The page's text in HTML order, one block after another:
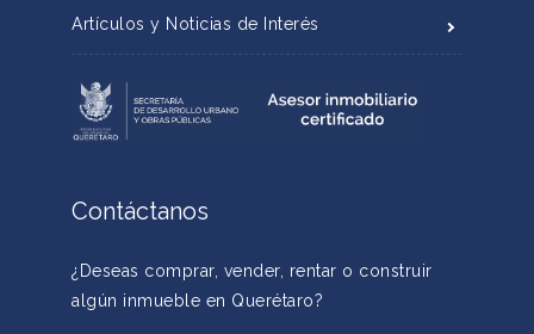
Artículos y Noticias de Interés
Contáctanos
¿Deseas comprar, vender, rentar o construir
algún inmueble en Querétaro?